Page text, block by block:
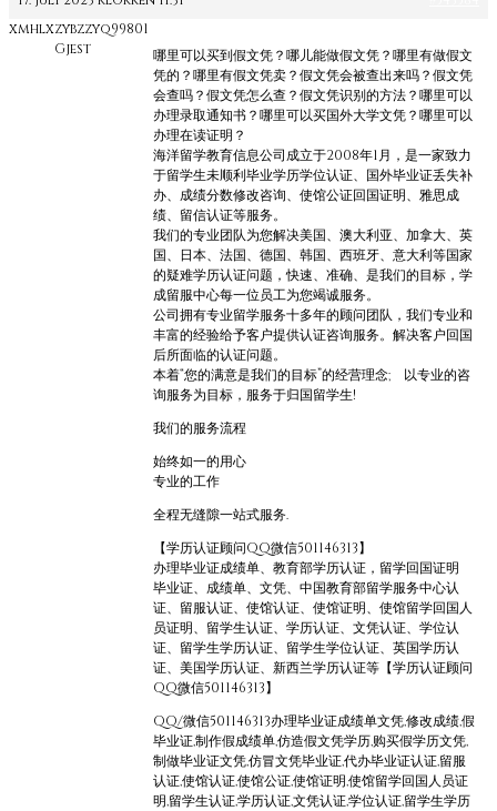
xmhlxzybzzyq99801
Gjest
哪里可以买到假文凭？哪儿能做假文凭？哪里有做假文
凭的？哪里有假文凭卖？假文凭会被查出来吗？假文凭
会查吗？假文凭怎么查？假文凭识别的方法？哪里可以
办理录取通知书？哪里可以买国外大学文凭？哪里可以
办理在读证明？
海洋留学教育信息公司成立于2008年1月，是一家致力
于留学生未顺利毕业学历学位认证、国外毕业证丢失补
办、成绩分数修改咨询、使馆公证回国证明、雅思成
绩、留信认证等服务。
我们的专业团队为您解决美国、澳大利亚、加拿大、英
国、日本、法国、德国、韩国、西班牙、意大利等国家
的疑难学历认证问题，快速、准确、是我们的目标，学
成留服中心每一位员工为您竭诚服务。
公司拥有专业留学服务十多年的顾问团队，我们专业和
丰富的经验给予客户提供认证咨询服务。解决客户回国
后所面临的认证问题。
本着“您的满意是我们的目标”的经营理念; 以专业的咨
询服务为目标，服务于归国留学生!
我们的服务流程
始终如一的用心
专业的工作
全程无缝隙一站式服务.
【学历认证顾问QQ微信501146313】
办理毕业证成绩单、教育部学历认证，留学回国证明
毕业证、成绩单、文凭、中国教育部留学服务中心认
证、留服认证、使馆认证、使馆证明、使馆留学回国人
员证明、留学生认证、学历认证、文凭认证、学位认
证、留学生学历认证、留学生学位认证、英国学历认
证、美国学历认证、新西兰学历认证等【学历认证顾问
QQ微信501146313】
QQ/微信501146313办理毕业证成绩单文凭,修改成绩,假
毕业证,制作假成绩单,仿造假文凭学历,购买假学历文凭,
制做毕业证文凭,仿冒文凭毕业证,代办毕业证认证,留服
认证,使馆认证,使馆公证,使馆证明,使馆留学回国人员证
明,留学生认证,学历认证,文凭认证,学位认证,留学生学历